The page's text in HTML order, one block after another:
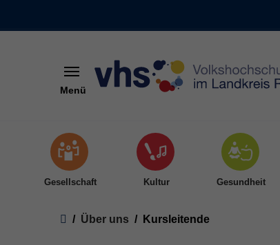
Menü
Gesellschaft Kultur Gesundheit
You are here:
Über uns Kursleitende